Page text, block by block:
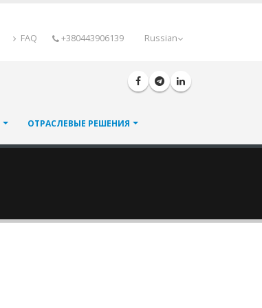
Russian
FAQ +380443906139
ОТРАСЛЕВЫЕ РЕШЕНИЯ